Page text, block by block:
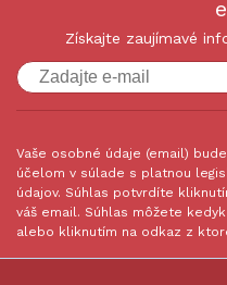
Získajte zaujímavé
Vaše osobné údaje (email)
účelom v súlade s platnou
údajov. Súhlas potvrdíte
váš email. Súhlas môžete
alebo kliknutím na odkaz z